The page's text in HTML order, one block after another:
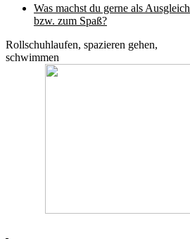
Was machst du gerne als Ausgleich
bzw. zum Spaß?
Rollschuhlaufen, spazieren gehen,
schwimmen